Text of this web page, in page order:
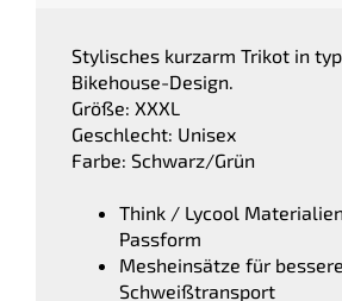
Stylisches kurzarm Trikot in
Bikehouse-Design.
Größe: XXXL
Geschlecht: Unisex
Farbe: Schwarz/Grün
Think / Lycool
Passform
Mesheinsätze für
Schweißtransport